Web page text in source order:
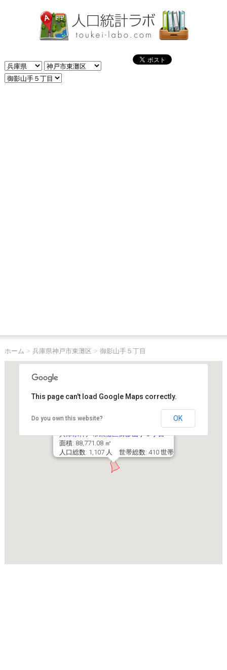
ホーム > 兵庫県神戸市東灘区 > 御影山手５丁目
兵庫県神戸市東灘区御影山手５丁目
面積: 88,771.08 ㎡
人口総数: 1,107 人 世帯総数: 410 世帯
This page can't load Google Maps correctly.
Do you own this website? OK